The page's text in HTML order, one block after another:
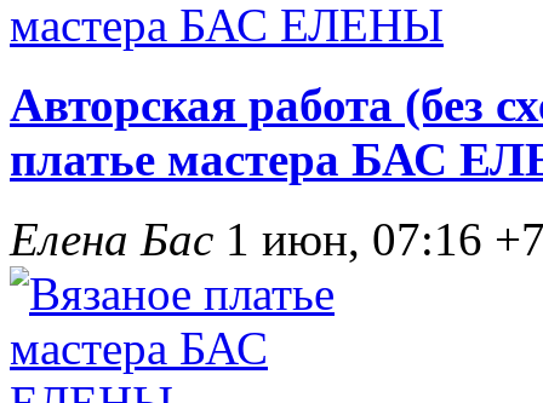
Авторская работа (без
платье мастера БАС
Елена Бас 1 июн, 07:16